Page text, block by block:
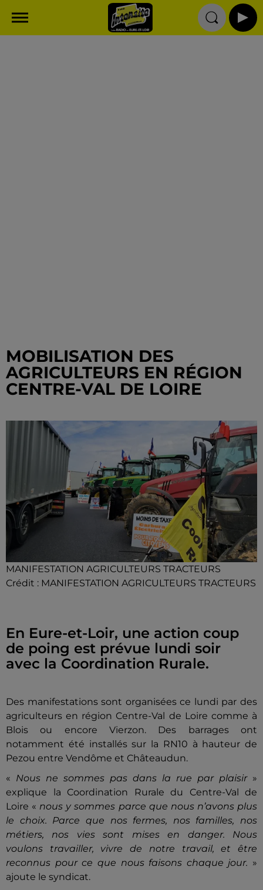
MOBILISATION DES
AGRICULTEURS EN RÉGION
CENTRE-VAL DE LOIRE
MANIFESTATION AGRICULTEURS TRACTEURS
Crédit : MANIFESTATION AGRICULTEURS TRACTEURS
En Eure-et-Loir, une action coup
de poing est prévue lundi soir
avec la Coordination Rurale.
Des manifestations sont organisées ce lundi par des
agriculteurs en région Centre-Val de Loire comme à
Blois ou encore Vierzon. Des barrages ont
notamment été installés sur la RN10 à hauteur de
Pezou entre Vendôme et Châteaudun.
« Nous ne sommes pas dans la rue par plaisir»
explique la Coordination Rurale du Centre-Val de
Loire « nous y sommes parce que nous n’avons plus
le choix. Parce que nos fermes, nos familles, nos
métiers, nos vies sont mises en danger. Nous
voulons travailler, vivre de notre travail, et être
reconnus pour ce que nous faisons chaque jour. »
ajoute le syndicat.